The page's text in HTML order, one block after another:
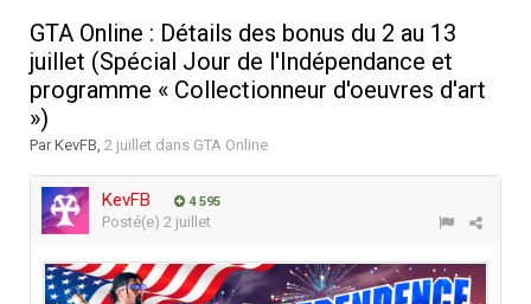
GTA Online : Détails des bonus du 2 au 13
juillet (Spécial Jour de l'Indépendance et
programme « Collectionneur d'oeuvres d'art
»)
ParKevFB, 2 juillet dans GTA Online
KevFB 4 595
Posté(e) 2 juillet